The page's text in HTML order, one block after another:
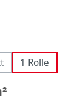
nicht
Option ist
1 Rolle